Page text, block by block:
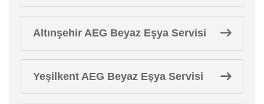
Altınşehir AEG Beyaz Eşya Servisi
Yeşilkent AEG Beyaz Eşya Servisi